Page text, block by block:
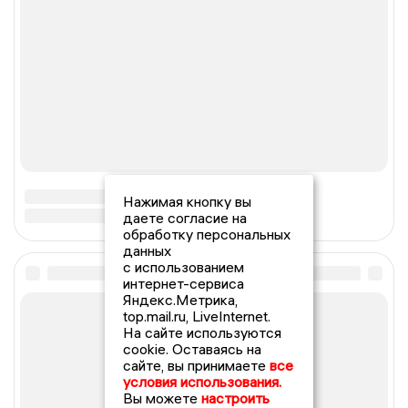
Нажимая кнопку вы
даете согласие на
обработку персональных
данных
с использованием
интернет-сервиса
Яндекс.Метрика,
top.mail.ru, LiveInternet.
На сайте используются
cookie. Оставаясь на
сайте, вы принимаете все
условия использования.
Вы можете настроить